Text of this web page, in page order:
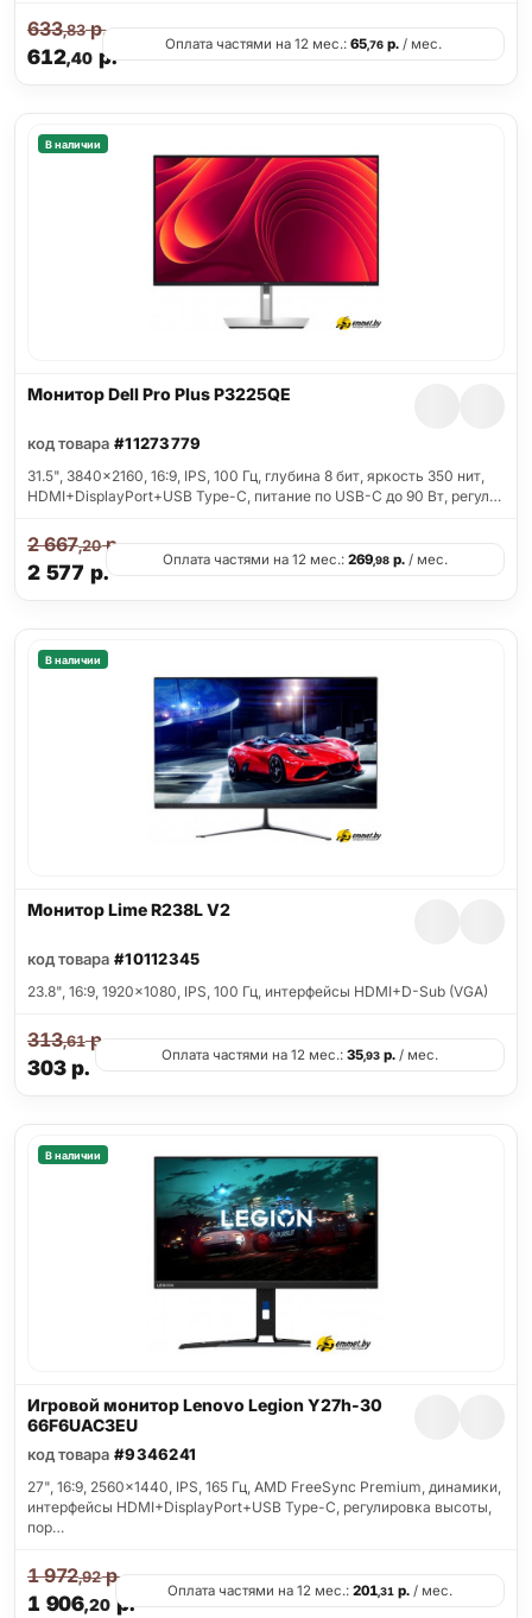
612,40р.
633,83р.
Оплата частями на 12 мес.: 65,76 р. / мес.
В наличии
Монитор Dell Pro Plus P3225QE
код товара #11273779
31.5", 3840x2160, 16:9, IPS, 100 Гц, глубина 8 бит, яркость 350 нит,
HDMI+DisplayPort+USB Type-C, питание по USB-C до 90 Вт, регул…
2 577 р.
2 667,20р.
Оплата частями на 12 мес.: 269,98 р. / мес.
В наличии
Монитор Lime R238L V2
код товара #10112345
23.8", 16:9, 1920x1080, IPS, 100 Гц, интерфейсы HDMI+D-Sub (VGA)
303р.
313,61р.
Оплата частями на 12 мес.: 35,93р./ мес.
В наличии
Игровой монитор Lenovo Legion Y27h-30
66F6UAC3EU
код товара #9346241
27", 16:9, 2560x1440, IPS, 165 Гц, AMD FreeSync Premium, динамики,
интерфейсы HDMI+DisplayPort+USB Type-C, регулировка высоты,
пор…
1 906,20 р.
1 972,92р.
Оплата частями на 12 мес.: 201,31р./ мес.